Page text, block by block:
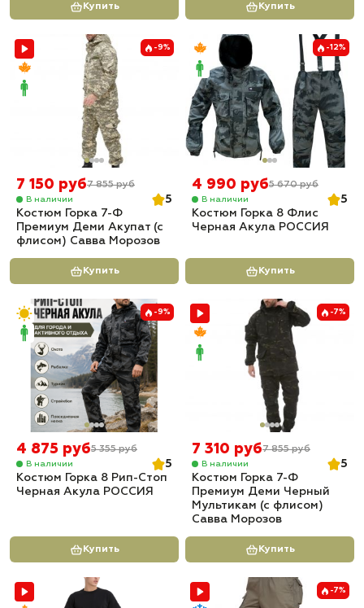
Купить Купить
-9%
7 150 руб7 855 руб
В наличии
5
Костюм Горка 7-Ф
Премиум Деми Акупат (с
флисом) Савва Морозов
Купить
-12%
4 990 руб5 670 руб
В наличии
5
Костюм Горка 8 Флис
Черная Акула РОССИЯ
Купить
-9%
4 875 руб5 355 руб
В наличии
5
Костюм Горка 8 Рип-Стоп
Черная Акула РОССИЯ
Купить
-7%
7 310 руб7 855 руб
В наличии
5
Костюм Горка 7-Ф
Премиум Деми Черный
Мультикам (с флисом)
Савва Морозов
Купить
-7%